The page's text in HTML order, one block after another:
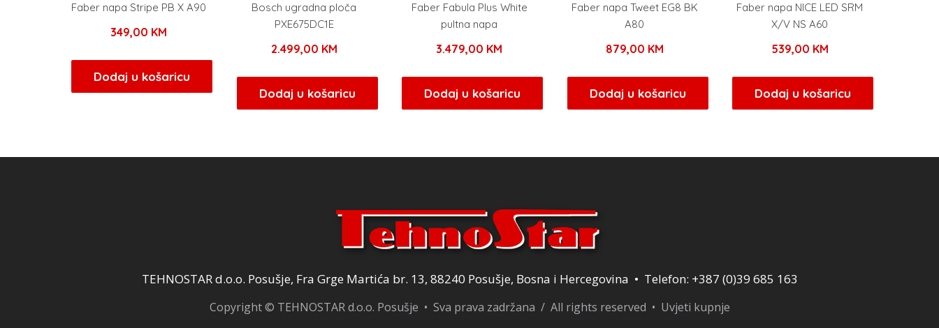
Faber napa Stripe PB X A90
349,00 KM
Dodaj u košaricu
Bosch ugradna ploča
PXE675DC1E
2.499,00 KM
Dodaj u košaricu
Faber Fabula Plus White
pultna napa
3.479,00 KM
Dodaj u košaricu
Faber napa Tweet EG8 BK
A80
879,00 KM
Dodaj u košaricu
Faber napa NICE LED SRM
X/V NS A60
539,00 KM
Dodaj u košaricu
TEHNOSTAR d.o.o. Posušje, Fra Grge Martića br. 13, 88240 Posušje, Bosna i Hercegovina • Telefon: +387 (0)39 685 163
Copyright © TEHNOSTAR d.o.o. Posušje • Sva prava zadržana / All rights reserved • Uvjeti kupnje